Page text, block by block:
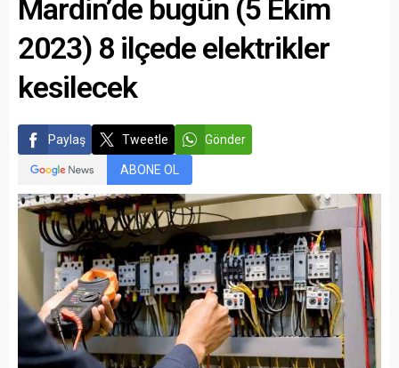
Mardin’de bugün (5 Ekim
2023) 8 ilçede elektrikler
kesilecek
Paylaş Tweetle Gönder
ABONE OL